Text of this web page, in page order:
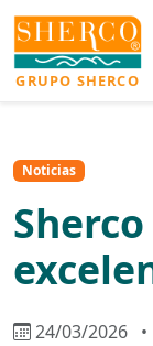
GRUPO SHERCO
Noticias
24/03/2026 •